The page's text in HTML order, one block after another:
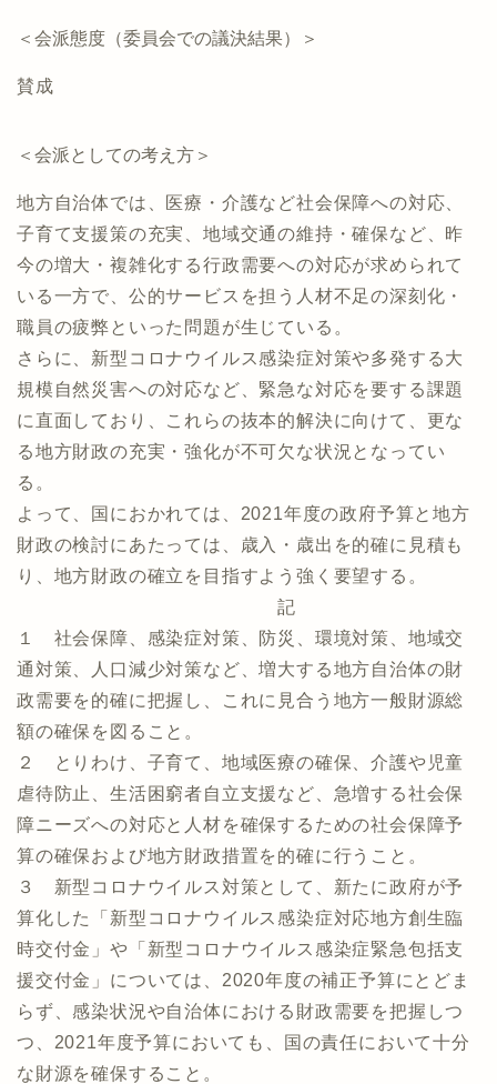
＜会派態度（委員会での議決結果）＞
賛成
＜会派としての考え方＞
地方自治体では、医療・介護など社会保障への対応、
子育て支援策の充実、地域交通の維持・確保など、昨
今の増大・複雑化する行政需要への対応が求められて
いる一方で、公的サービスを担う人材不足の深刻化・
職員の疲弊といった問題が生じている。
さらに、新型コロナウイルス感染症対策や多発する大
規模自然災害への対応など、緊急な対応を要する課題
に直面しており、これらの抜本的解決に向けて、更な
る地方財政の充実・強化が不可欠な状況となってい
る。
よって、国におかれては、2021年度の政府予算と地方
財政の検討にあたっては、歳入・歳出を的確に見積も
り、地方財政の確立を目指すよう強く要望する。
記
１ 社会保障、感染症対策、防災、環境対策、地域交
通対策、人口減少対策など、増大する地方自治体の財
政需要を的確に把握し、これに見合う地方一般財源総
額の確保を図ること。
２ とりわけ、子育て、地域医療の確保、介護や児童
虐待防止、生活困窮者自立支援など、急増する社会保
障ニーズへの対応と人材を確保するための社会保障予
算の確保および地方財政措置を的確に行うこと。
３ 新型コロナウイルス対策として、新たに政府が予
算化した「新型コロナウイルス感染症対応地方創生臨
時交付金」や「新型コロナウイルス感染症緊急包括支
援交付金」については、2020年度の補正予算にとどま
らず、感染状況や自治体における財政需要を把握しつ
つ、2021年度予算においても、国の責任において十分
な財源を確保すること。